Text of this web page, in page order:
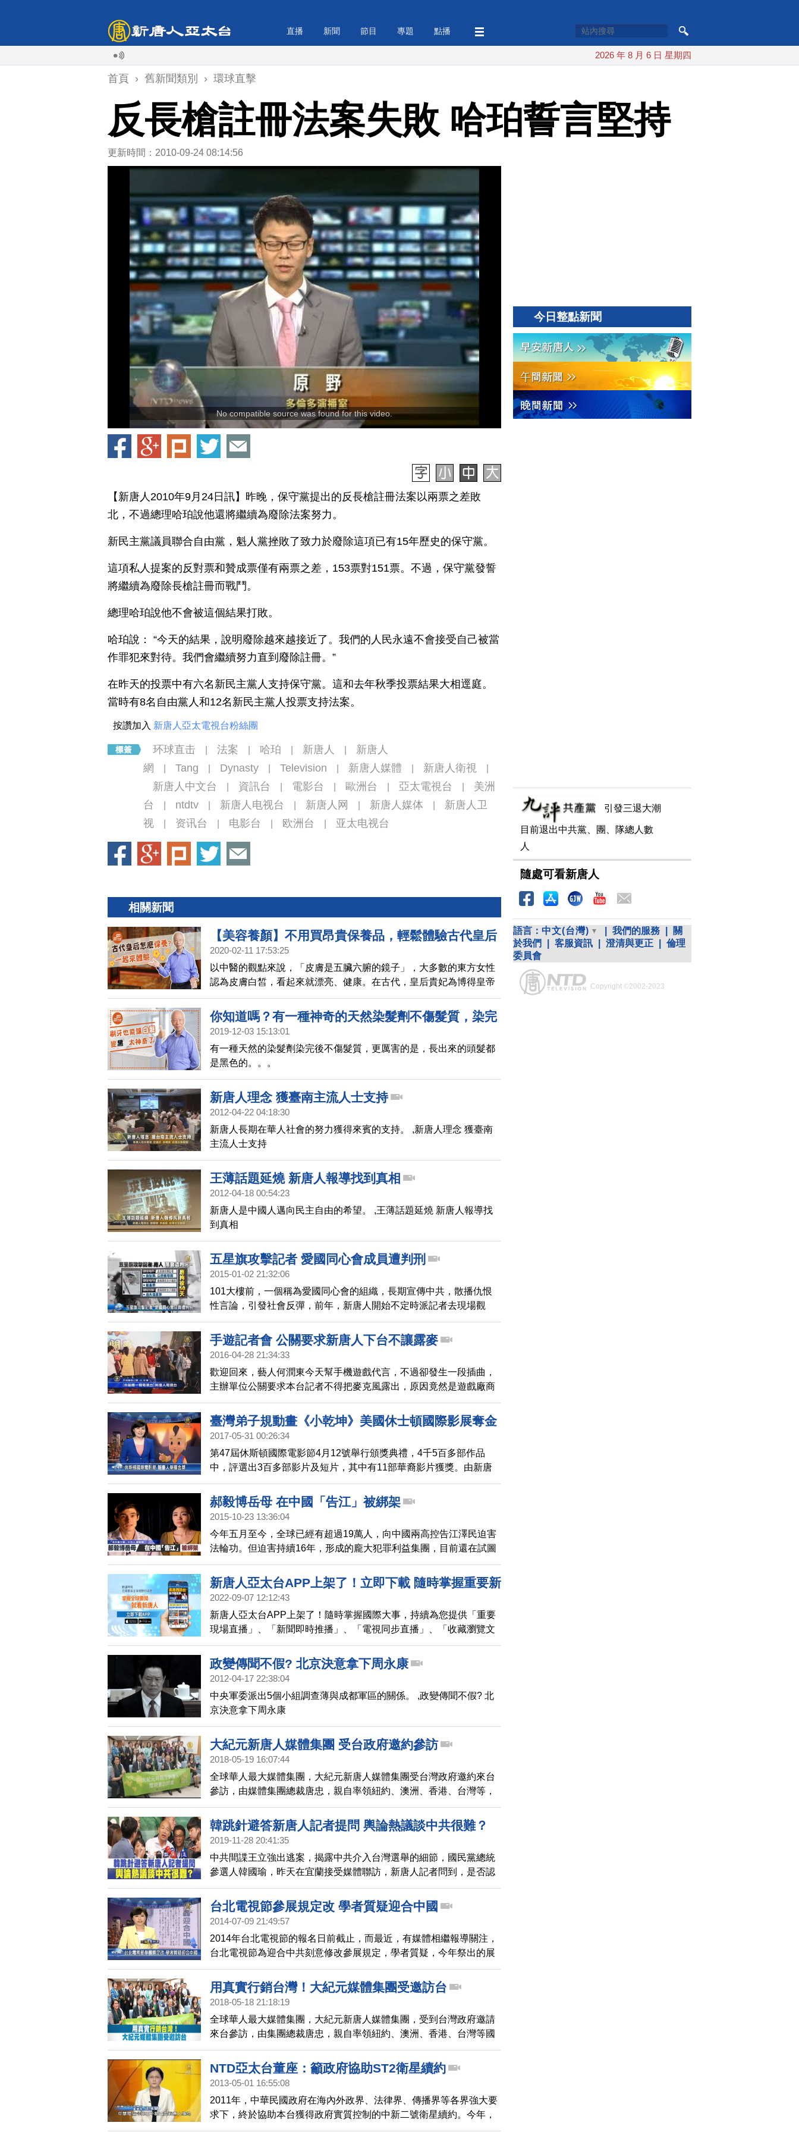
直播 新聞 節目 專題 點播
2026 年 8 月 6 日 星期四
首頁 › 舊新聞類別 › 環球直擊
反長槍註冊法案失敗 哈珀誓言堅持
更新時間：2010-09-24 08:14:56
No compatible source was found for this video.
【新唐人2010年9月24日訊】昨晚，保守黨提出的反長槍註冊法案以兩票之差敗
北，不過總理哈珀說他還將繼續為廢除法案努力。
新民主黨議員聯合自由黨，魁人黨挫敗了致力於廢除這項已有15年歷史的保守黨。
這項私人提案的反對票和贊成票僅有兩票之差，153票對151票。不過，保守黨發誓
將繼續為廢除長槍註冊而戰鬥。
總理哈珀說他不會被這個結果打敗。
哈珀說： “今天的結果，說明廢除越來越接近了。我們的人民永遠不會接受自己被當
作罪犯來對待。我們會繼續努力直到廢除註冊。”
在昨天的投票中有六名新民主黨人支持保守黨。這和去年秋季投票結果大相逕庭。
當時有8名自由黨人和12名新民主黨人投票支持法案。
按讚加入 新唐人亞太電視台粉絲團
环球直击 法案 哈珀 新唐人
新唐人
網
Tang Dynasty Television 新唐人媒體 新唐人衛視
新唐人中文台 資訊台 電影台 歐洲台 亞太電視台
美洲
台
ntdtv 新唐人电视台 新唐人网 新唐人媒体
新唐人卫
视
资讯台 电影台 欧洲台 亚太电视台
相關新聞
【美容養顏】不用買昂貴保養品，輕鬆體驗古代皇后
級的護膚美容法「面白脫如雪，身光白如素」 | 胡乃
文開講02
2020-02-11 17:53:25
以中醫的觀點來說，「皮膚是五臟六腑的鏡子」，大多數的東方女性
認為皮膚白皙，看起來就漂亮、健康。在古代，皇后貴妃為博得皇帝
的寵愛，也十分注重身體各部位的保養，使得自己「面白脫如雪，身
光白如素」。
你知道嗎？有一種神奇的天然染髮劑不傷髮質，染完
後還能長出黑髮｜胡乃文開講04
2019-12-03 15:13:01
有一種天然的染髮劑染完後不傷髮質，更厲害的是，長出來的頭髮都
是黑色的。。。
新唐人理念 獲臺南主流人士支持
2012-04-22 04:18:30
新唐人長期在華人社會的努力獲得來賓的支持。 ,新唐人理念 獲臺南
主流人士支持
王薄話題延燒 新唐人報導找到真相
2012-04-18 00:54:23
新唐人是中國人邁向民主自由的希望。 ,王薄話題延燒 新唐人報導找
到真相
五星旗攻擊記者 愛國同心會成員遭判刑
2015-01-02 21:32:06
101大樓前，一個稱為愛國同心會的組織，長期宣傳中共，散播仇恨
性言論，引發社會反彈，前年，新唐人開始不定時派記者去現場觀
察、採訪，卻遭到同心會成員，以五星旗攻擊、阻撓拍攝，甚至毀損
記者手機，去年，檢方對這起案件提起公訴，而台北地院日前作出判
決，判處愛國同心會成員，強制罪及公然侮辱罪，也保障了新聞記者
手遊記者會 公關要求新唐人下台不讓露麥
2016-04-28 21:34:33
歡迎回來，藝人何潤東今天幫手機遊戲代言，不過卻發生一段插曲，
主辦單位公關要求本台記者不得把麥克風露出，原因竟然是遊戲廠商
背後有中國廠商。
臺灣弟子規動畫《小乾坤》美國休士頓國際影展奪金
2017-05-31 00:26:34
第47屆休斯頓國際電影節4月12號舉行頒獎典禮，4千5百多部作品
中，評選出3百多部影片及短片，其中有11部華裔影片獲獎。由新唐
人亞太台製作的3D兒童動畫片《天庭小子-小乾坤》 獲得兒童類電視
節目金獎，也是台灣第一部榮獲這項殊榮的動畫影片。
郝毅博岳母 在中國「告江」被綁架
2015-10-23 13:36:04
今年五月至今，全球已經有超過19萬人，向中國兩高控告江澤民迫害
法輪功。但迫害持續16年，形成的龐大犯罪利益集團，目前還在試圖
阻擋「法辦迫害元兇」。新唐人氣象主播 臣倩的媽媽，同時也是老外
主持人郝毅博的岳母，就因為控告江澤民，在這個星期三，被黑龍江
警方抓捕。
新唐人亞太台APP上架了！立即下載 隨時掌握重要新
聞！
2022-09-07 12:12:43
新唐人亞太台APP上架了！隨時掌握國際大事，持續為您提供「重要
現場直播」、「新聞即時推播」、「電視同步直播」、「收藏瀏覽文
章」等好用功能，邀請大家一起來下載。
政變傳聞不假? 北京決意拿下周永康
2012-04-17 22:38:04
中央軍委派出5個小組調查薄與成都軍區的關係。 ,政變傳聞不假? 北
京決意拿下周永康
大紀元新唐人媒體集團 受台政府邀約參訪
2018-05-19 16:07:44
全球華人最大媒體集團，大紀元新唐人媒體集團受台灣政府邀約來台
參訪，由媒體集團總裁唐忠，親自率領紐約、澳洲、香港、台灣等，
20多位高階主管來台，成員盛大隆重，第一天上午，參訪僑委會及陸
委會，兩會委員長、副主委都親自迎接，帶您看到稍早畫面。
韓跳針避答新唐人記者提問 輿論熱議談中共很難？
2019-11-28 20:41:35
中共間諜王立強出逃案，揭露中共介入台灣選舉的細節，國民黨總統
參選人韓國瑜，昨天在宜蘭接受媒體聯訪，新唐人記者問到，是否認
為中共介入選舉？是否願意呼籲中共不要介入選舉？韓國瑜數度跳
針，反問哪家媒體，卻沒有回答記者提問，這段畫面在台灣多個臉書
粉絲團以及政論節目上被討論。
台北電視節參展規定改 學者質疑迎合中國
2014-07-09 21:49:57
2014年台北電視節的報名日前截止，而最近，有媒體相繼報導關注，
台北電視節為迎合中共刻意修改參展規定，學者質疑，今年祭出的展
位資格審查，就是為了技術性攔阻報導中國真相的新唐人參展，迎合
中共的言論審查標準。
用真實行銷台灣！大紀元媒體集團受邀訪台
2018-05-18 21:18:19
全球華人最大媒體集團，大紀元新唐人媒體集團，受到台灣政府邀請
來台參訪，由集團總裁唐忠，親自率領紐約、澳洲、香港、台灣等國
家、20多位高階主管，訪問各單位及企業，僑委會也特別安排文化美
食之旅，過程點滴，帶給團員們，滿滿的感動與 新思維。
NTD亞太台董座：籲政府協助ST2衛星續約
2013-05-01 16:55:08
2011年，中華民國政府在海內外政界、法律界、傳播界等各界強大要
求下，終於協助本台獲得政府實質控制的中新二號衛星續約。今年，
新唐人亞太電視再度遭遇中華電信是否繼續提供中新二號衛星服務的
今日整點新聞
引發三退大潮
目前退出中共黨、團、隊總人數
人
隨處可看新唐人
語言： 中文(台灣) 我們的服務
關
於我們
客服資訊 澄清與更正
倫理
委員會
Copyright ©2002-2023